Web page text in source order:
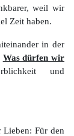
weil wir
Zeit haben.
in der
Was dürfen wir
und
Lieben: Für den